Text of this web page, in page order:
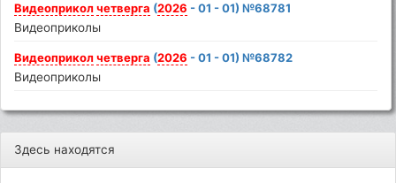
Видеоприкол четверга (2026 - 01 - 01) №68781
Видеоприколы
Видеоприкол четверга (2026 - 01 - 01) №68782
Видеоприколы
Здесь находятся